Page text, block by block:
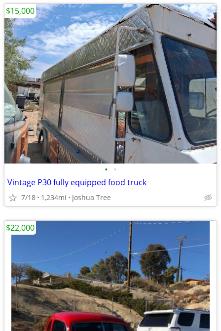
• •
Vintage P30 fully equipped food truck
7/18 1,234mi Joshua Tree
$15,000
$22,000